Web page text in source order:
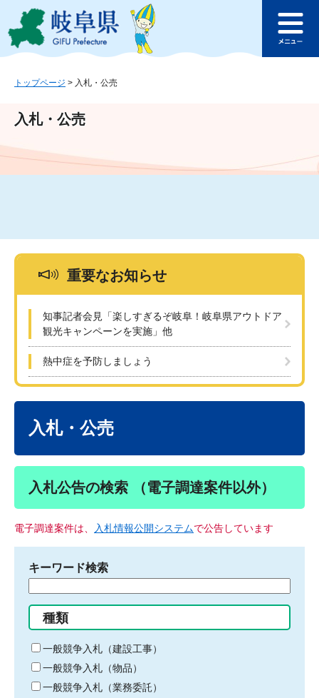
ジ
ュ
文
このページの本文へ
ュ
トップページ > 入札・公売
入札・公売
重要なお知らせ
知事記者会見「楽しすぎるぞ岐阜！岐阜県アウトドア
観光キャンペーンを実施」他
熱中症を予防しましょう
入札・公売
入札公告の検索 （電子調達案件以外）
電子調達案件は、 入札情報公開システムで公告しています
キーワード検索
る
キ
ー
ワ
ー
種類
一般競争入札（建設工事）
一般競争入札（物品）
一般競争入札（業務委託）